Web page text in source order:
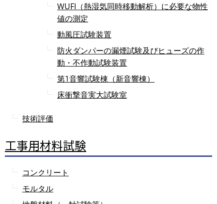
WUFI（熱湿気同時移動解析）に必要な物性
値の測定
動風圧試験装置
防火ダンパーの漏煙試験及びヒューズの作
動・不作動試験装置
第1音響試験棟（新音響棟）
床衝撃音実大試験室
技術評価
工事用材料試験
コンクリート
モルタル